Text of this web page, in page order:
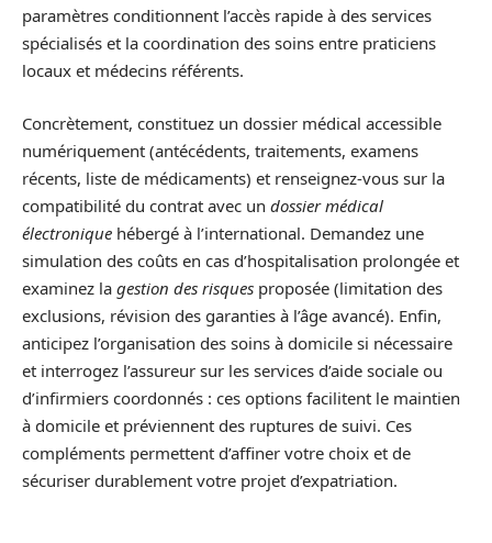
paramètres conditionnent l’accès rapide à des services
spécialisés et la coordination des soins entre praticiens
locaux et médecins référents.
Concrètement, constituez un dossier médical accessible
numériquement (antécédents, traitements, examens
récents, liste de médicaments) et renseignez-vous sur la
compatibilité du contrat avec un dossier médical
électronique hébergé à l’international. Demandez une
simulation des coûts en cas d’hospitalisation prolongée et
examinez la gestion des risques proposée (limitation des
exclusions, révision des garanties à l’âge avancé). Enfin,
anticipez l’organisation des soins à domicile si nécessaire
et interrogez l’assureur sur les services d’aide sociale ou
d’infirmiers coordonnés : ces options facilitent le maintien
à domicile et préviennent des ruptures de suivi. Ces
compléments permettent d’affiner votre choix et de
sécuriser durablement votre projet d’expatriation.